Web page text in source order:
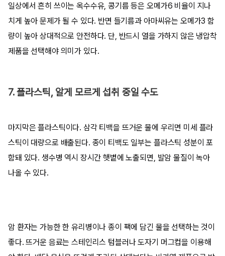
일상에서 흔히 쓰이는 옥수수유, 콩기름 등은 오메가6 비율이 지나
치게 높아 문제가 될 수 있다. 반면 들기름과 아마씨유는 오메가3 함
량이 높아 상대적으로 안전하다. 단, 반드시 열을 가하지 않은 냉압착
제품을 선택해야 의미가 있다.
7. 플라스틱, 알게 모르게 섭취 중일 수도
마지막은 플라스틱이다. 삼각 티백을 뜨거운 물에 우리면 미세 플라
스틱이 대량으로 배출된다. 종이 티백도 일부는 플라스틱 성분이 포
함돼 있다. 생수병 역시 장시간 햇볕에 노출되면, 발암 물질이 녹아
나올 수 있다.
암 환자는 가능한 한 유리병이나 종이 팩에 담긴 물을 선택하는 것이
좋다. 뜨거운 음료는 스테인리스 텀블러나 도자기 머그컵을 이용해